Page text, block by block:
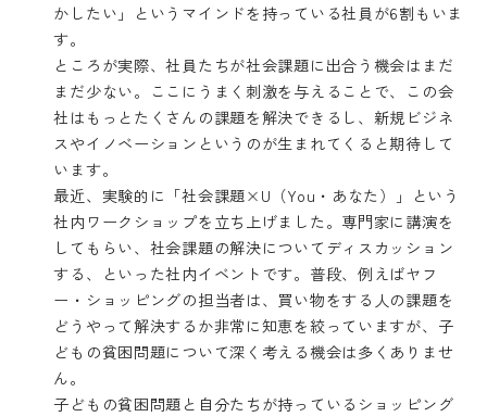
かしたい」というマインドを持っている社員が6割もいま
す。
ところが実際、社員たちが社会課題に出合う機会はまだ
まだ少ない。ここにうまく刺激を与えることで、この会
社はもっとたくさんの課題を解決できるし、新規ビジネ
スやイノベーションというのが生まれてくると期待して
います。
最近、実験的に「社会課題×U（You・あなた）」という
社内ワークショップを立ち上げました。専門家に講演を
してもらい、社会課題の解決についてディスカッション
する、といった社内イベントです。普段、例えばヤフ
ー・ショッピングの担当者は、買い物をする人の課題を
どうやって解決するか非常に知恵を絞っていますが、子
どもの貧困問題について深く考える機会は多くありませ
ん。
子どもの貧困問題と自分たちが持っているショッピング